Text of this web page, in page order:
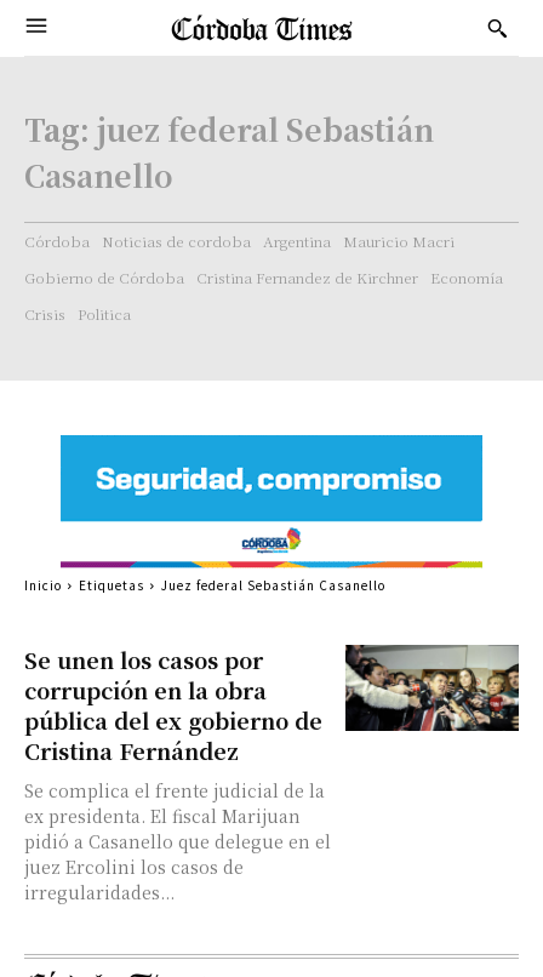
Tag: juez federal Sebastián
Casanello
Córdoba Noticias de cordoba Argentina
Mauricio Macri
Gobierno de Córdoba
Cristina Fernandez de Kirchner
Economía
Crisis
Politica
Se unen los casos por
corrupción en la obra
pública del ex gobierno de
Cristina Fernández
Se complica el frente judicial de la
ex presidenta. El fiscal Marijuan
pidió a Casanello que delegue en el
juez Ercolini los casos de
irregularidades...
Inicio Etiquetas Juez federal Sebastián Casanello